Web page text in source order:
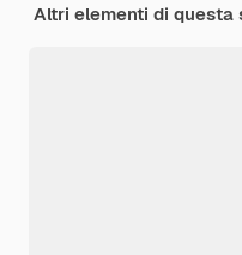
Altri elementi di questa